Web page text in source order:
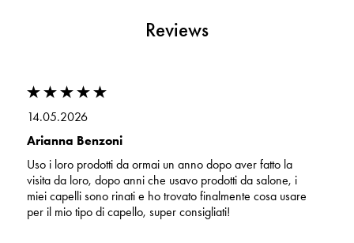
Reviews
14.05.2026
Arianna Benzoni
Uso i loro prodotti da ormai un anno dopo aver fatto la
visita da loro, dopo anni che usavo prodotti da salone, i
miei capelli sono rinati e ho trovato finalmente cosa usare
per il mio tipo di capello, super consigliati!